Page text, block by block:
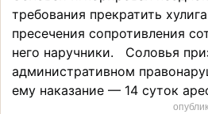
требования прекратить
пресечения сопротивления
него наручники. Соловья
административном
ему наказание — 14 суток